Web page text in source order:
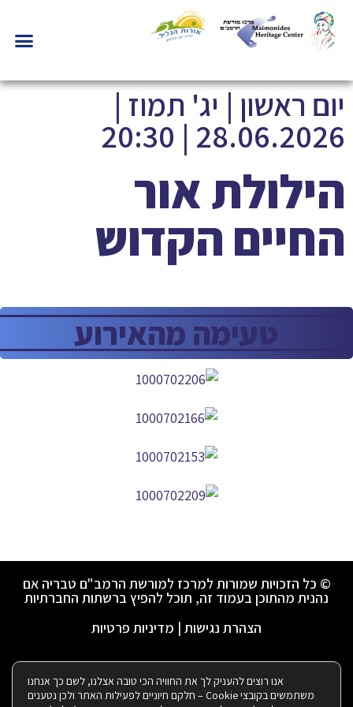
יום ראשון | יג' תמוז |
28.06.2026 | 20:30
הילולת אור
החיים הקדוש
טעימה מהאירוע
© כל הזכויות שמורות למרכז למורשת הרמב"ם טבריה אם
נהנית מהתוכן בעמוד זה, תוכל להפיץ ברשתות החברתיות
הצהרת נגישות | מדיניות פרטיות
ניהול ועיצוב ע"י רבקי שאולזון:
אנו רוצים להעניק לך את החוויה הכי טובה אצלנו, לשם כך אנחנו
משתמשים בקובצי Cookie – חלקם חיוניים לפעילות האתר ולכן נטענים